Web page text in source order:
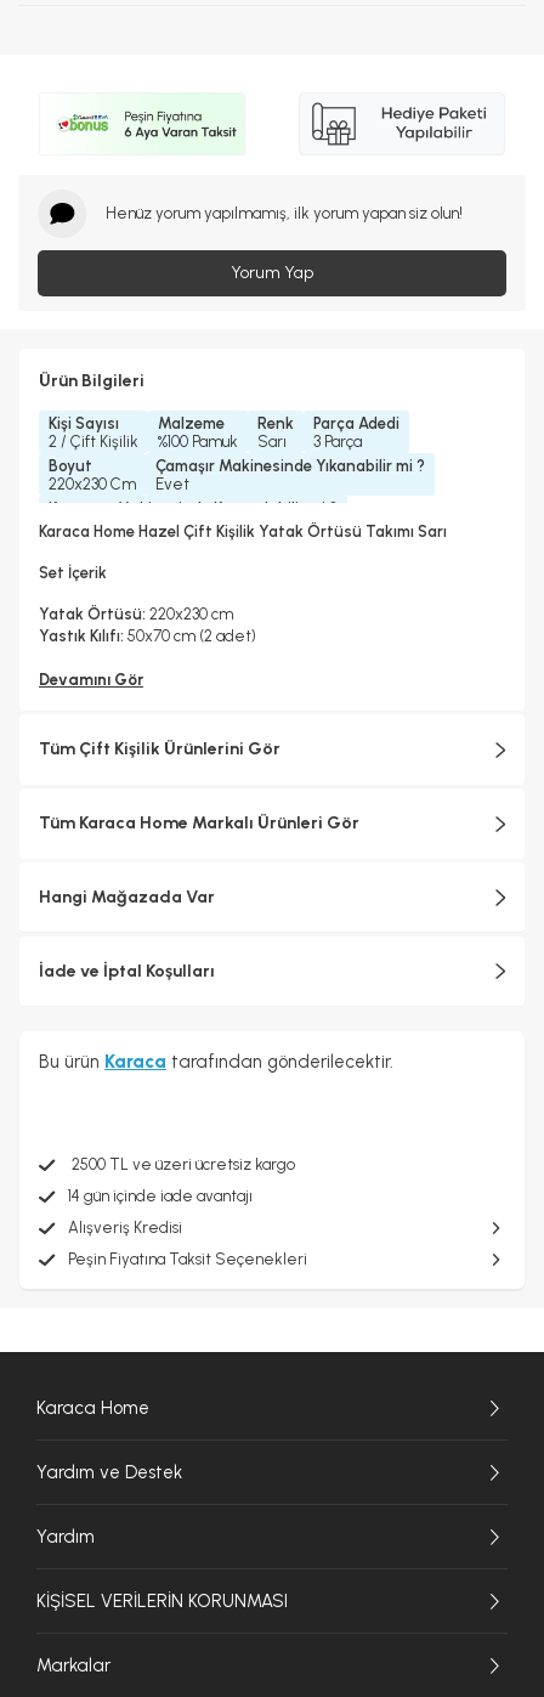
Henüz yorum yapılmamış, ilk yorum yapan siz olun!
Yorum Yap
Ürün Bilgileri
Kişi Sayısı
2 / Çift Kişilik
Malzeme
%100 Pamuk
Renk
Sarı
Parça Adedi
3 Parça
Boyut
220x230 Cm
Çamaşır Makinesinde Yıkanabilir mi ?
Evet
Kurutma Makinesinde Kurutulabilir mi ?
Evet
Hayır
Dokulu
Karaca Home Hazel Çift Kişilik Yatak Örtüsü Takımı Sarı
Set İçerik
Yatak Örtüsü: 220x230 cm
Yastık Kılıfı: 50x70 cm (2 adet)
Devamını Gör
Tüm Çift Kişilik Ürünlerini Gör
Tüm Karaca Home Markalı Ürünleri Gör
Hangi Mağazada Var
İade ve İptal Koşulları
Bu ürün Karaca tarafından gönderilecektir.
2500 TL ve üzeri ücretsiz kargo
14 gün içinde iade avantajı
Alışveriş Kredisi
Peşin Fiyatına Taksit Seçenekleri
Karaca Home
Yardım ve Destek
Yardım
KİŞİSEL VERİLERİN KORUNMASI
Markalar